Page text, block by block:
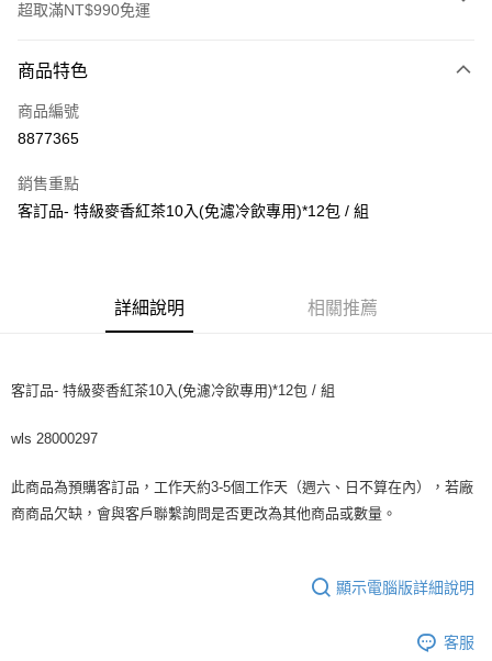
超取滿NT$990免運
信用卡一次付款
超商取貨付款
Apple Pay
相關說明
AFTEE先享後付是「在收到商品之後才付款」的支付方式。 讓您購物簡單
１．簡單：不需註冊會員、不需綁卡、不需儲值。
２．便利：只要手機號碼，簡訊認證，即可結帳。
３．安心：先確認商品／服務後，再付款。
１．於結帳方式選擇「AFTEE先享後付」後，將跳轉至「AFTEE先享後付」
結帳頁面，進行簡訊認證並確認金額後，即可完成結帳。
３．收到繳費通知簡訊後14天內，點擊此簡訊中的連結，可透過四大超商／
ATM付款
運送方式
全家取貨付款-重量限制含紙箱10kg，請控制商品重量在9~9.5
商品特色
商品編號
8877365
銷售重點
客訂品- 特級麥香紅茶10入(免濾冷飲專用)*12包 / 組
詳細說明 相關推薦
客訂品- 特級麥香紅茶10入(免濾冷飲專用)*12包 / 組
wls 28000297
此商品為預購客訂品，工作天約3-5個工作天（週六、日不算在內），若廠
商商品欠缺，會與客戶聯繫詢問是否更改為其他商品或數量。
顯示電腦版詳細說明
客服